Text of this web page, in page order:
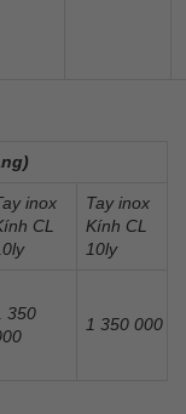
inox
CL
Tay inox
Kính CL
10ly
350
1 350 000